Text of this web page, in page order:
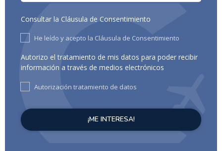
Consultar la Cláusula de Consentimiento
He leído y acepto la Cláusula de Consentimiento
Autorizo el tratamiento de mis datos para poder recibir
información a través de medios electrónicos
Autorización tratamiento de datos